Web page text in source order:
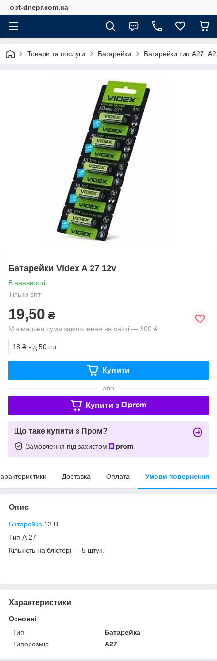
opt-dnepr.com.ua
Товари та послуги Батарейки Батарейки тип А27,
Батарейки Videx A 27 12v
В наявності
Тільки опт
19,50 ₴
Мінімальна сума замовлення на сайті — 300 ₴
18 ₴ від 50 шт.
Купити
або
Купити з
Що таке купити з Пром?
Замовлення під захистом
Доставка Оплата Умови повернення
Опис
Батарейка 12 В
Тип А 27
Кількість на блістері — 5 штук.
Характеристики
Основні
Тип
Батарейка
Типорозмір
A27